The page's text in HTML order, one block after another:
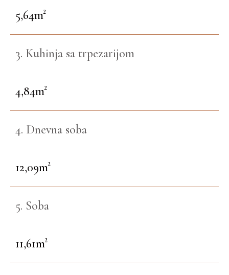
5,64m²
3. Kuhinja sa trpezarijom
4,84m²
4. Dnevna soba
12,09m²
5. Soba
11,61m²